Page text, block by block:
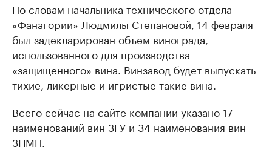
По словам начальника технического отдела
«Фанагории» Людмилы Степановой, 14 февраля
был задекларирован объем винограда,
использованного для производства
«защищенного» вина. Винзавод будет выпускать
тихие, ликерные и игристые такие вина.
Всего сейчас на сайте компании указано 17
наименований вин ЗГУ и 34 наименования вин
ЗНМП.